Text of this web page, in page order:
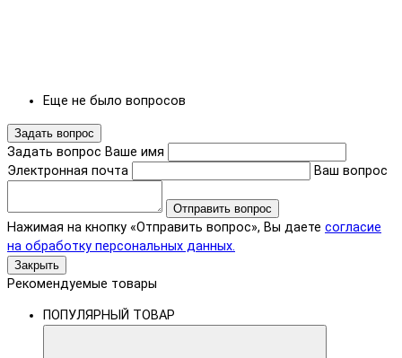
Еще не было вопросов
Задать вопрос
Задать вопрос Ваше имя
Электронная почта
Ваш вопрос
Отправить вопрос
Нажимая на кнопку «Отправить вопрос», Вы даете согласие
на обработку персональных данных.
Закрыть
Рекомендуемые товары
ПОПУЛЯРНЫЙ ТОВАР